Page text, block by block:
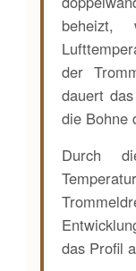
beheizt,
der
dauert
die Bohne
Durch
das Profil